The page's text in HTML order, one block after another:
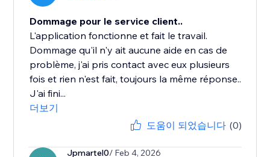
Dommage pour le service client..
L'application fonctionne et fait le travail.
Dommage qu'il n'y ait aucune aide en cas de
problème, j'ai pris contact avec eux plusieurs
fois et rien n'est fait, toujours la même réponse..
J'ai fini...
더보기
도움이 되었습니다 (0)
Jpmartel0/ Feb 4, 2026